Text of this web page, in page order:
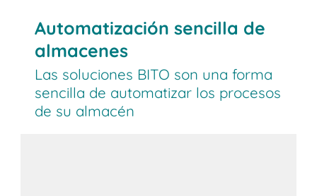
Automatización sencilla de
almacenes
Las soluciones BITO son una forma
sencilla de automatizar los procesos
de su almacén